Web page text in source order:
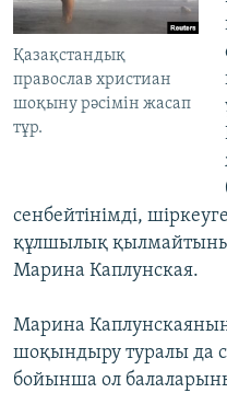
Қазақстандық
православ христиан
шоқыну рәсімін жасап
тұр.
сенбейтінімді,
құлшылық
Марина Каплунская.
Марина
шоқындыру туралы да
бойынша ол